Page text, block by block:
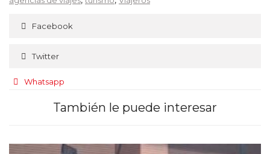
Facebook
Twitter
Whatsapp
También le puede interesar